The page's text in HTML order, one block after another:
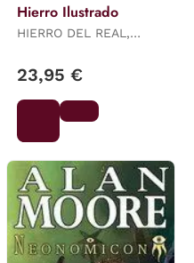
Hierro Ilustrado
HIERRO DEL REAL,
23,95 €